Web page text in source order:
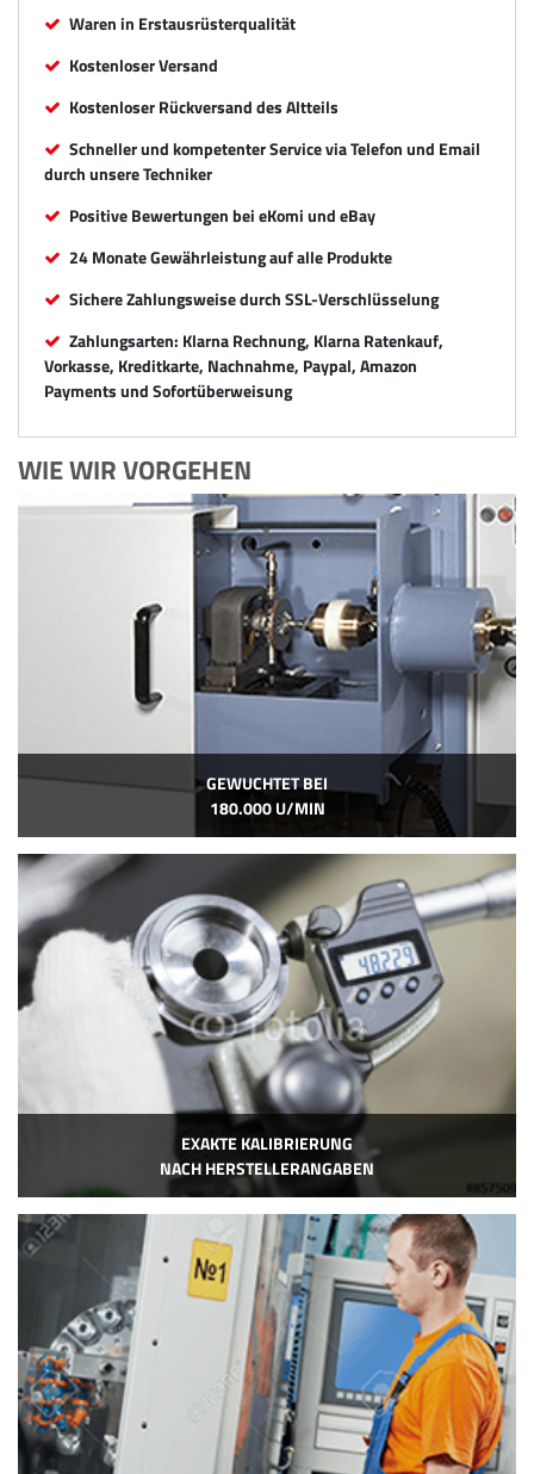
Waren in Erstausrüsterqualität
Kostenloser Versand
Kostenloser Rückversand des Altteils
Schneller und kompetenter Service via Telefon und Email
durch unsere Techniker
Positive Bewertungen bei eKomi und eBay
24 Monate Gewährleistung auf alle Produkte
Sichere Zahlungsweise durch SSL-Verschlüsselung
Zahlungsarten: Klarna Rechnung, Klarna Ratenkauf,
Vorkasse, Kreditkarte, Nachnahme, Paypal, Amazon
Payments und Sofortüberweisung
WIE WIR VORGEHEN
GEWUCHTET BEI
180.000 U/MIN
EXAKTE KALIBRIERUNG
NACH HERSTELLERANGABEN